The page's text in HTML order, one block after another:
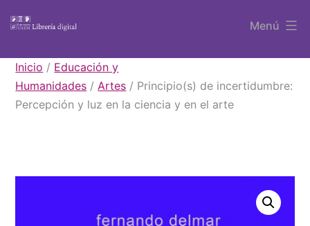
contenido
Libros
UAEM
Menú
Inicio / Educación y
Humanidades /Artes / Principio(s) de incertidumbre:
Percepción y luz en la ciencia y en el arte